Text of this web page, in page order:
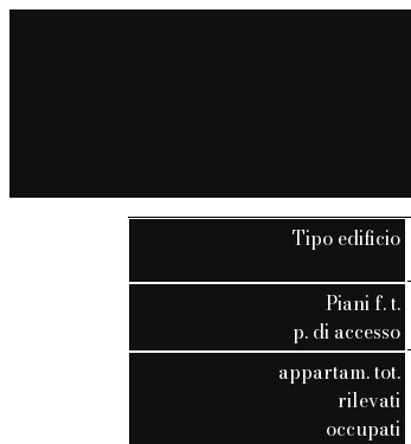
Tipo edificio
Piani f. t.
p. di accesso
appartam. tot.
rilevati
occupati